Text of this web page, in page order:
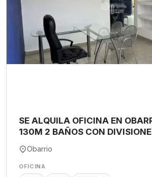
SE ALQUILA OFICINA EN
130M 2 BAÑOS CON
Obarrio
OFICINA